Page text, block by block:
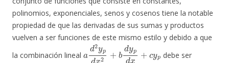
polinomios, exponenciales, senos y cosenos tiene la notable
propiedad de que las derivadas de sus sumas y productos
vuelven a ser funciones de este mismo estilo y debido a que
la combinación lineal
d2yp x2+bd
debe ser